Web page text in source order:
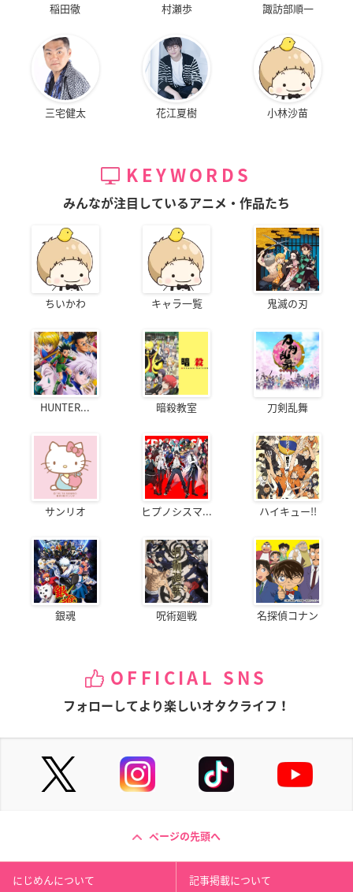
稲田徹 村瀬歩 諏訪部順一
三宅健太 花江夏樹 小林沙苗
KEYWORDS
みんなが注目しているアニメ・作品たち
ちいかわ キャラ一覧 鬼滅の刃
HUNTER... 暗殺教室 刀剣乱舞
サンリオ ヒプノシスマ... ハイキュー!!
銀魂 呪術廻戦 名探偵コナン
OFFICIAL SNS
フォローしてより楽しいオタクライフ！
ページの先頭へ
にじめんについて 記事掲載について